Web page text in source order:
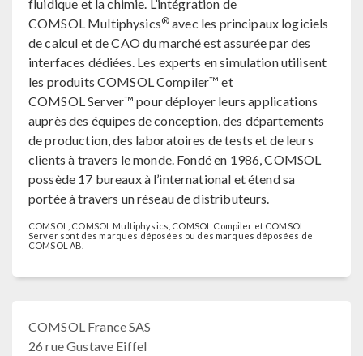
fluidique et la chimie. L’intégration de
COMSOL Multiphysics® avec les principaux logiciels
de calcul et de CAO du marché est assurée par des
interfaces dédiées. Les experts en simulation utilisent
les produits COMSOL Compiler™ et
COMSOL Server™ pour déployer leurs applications
auprès des équipes de conception, des départements
de production, des laboratoires de tests et de leurs
clients à travers le monde. Fondé en 1986, COMSOL
possède 17 bureaux à l’international et étend sa
portée à travers un réseau de distributeurs.
COMSOL, COMSOL Multiphysics, COMSOL Compiler et COMSOL
Server sont des marques déposées ou des marques déposées de
COMSOL AB.
COMSOL France SAS
26 rue Gustave Eiffel